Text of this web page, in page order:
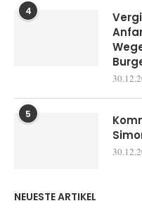
4
5
NEUESTE ARTIKEL